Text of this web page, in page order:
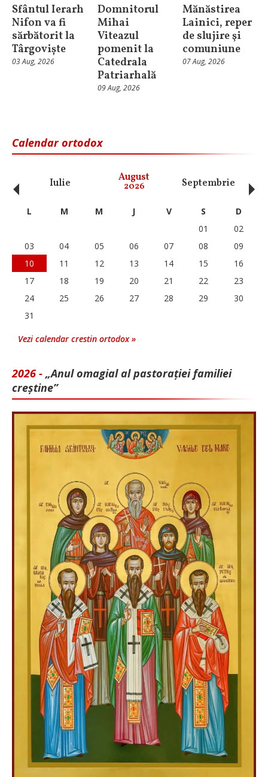
Sfântul Ierarh
Nifon va fi
sărbătorit la
Târgoviște
03 Aug, 2026
Domnitorul
Mihai
Viteazul
pomenit la
Catedrala
Patriarhală
09 Aug, 2026
Mănăstirea
Lainici, reper
de slujire şi
comuniune
07 Aug, 2026
Calendar ortodox
Iulie August
2026 Septembrie
‹ L M M J V S
D
01
02
03
04 05 06 07 08
09
10
11 12 13 14 15
16
17
18 19 20 21 22
23
24
25 26 27 28 29
30
31
Vezi calendar crestin ortodox »
2026 - „Anul omagial al pastorației familiei
creștine”